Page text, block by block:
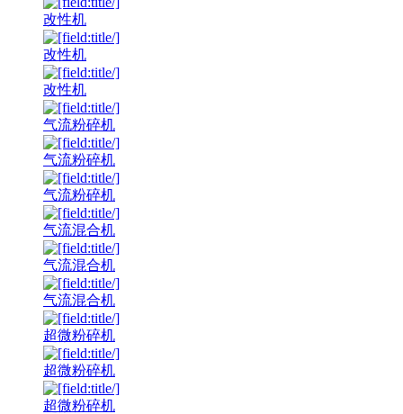
改性机
改性机
改性机
气流粉碎机
气流粉碎机
气流粉碎机
气流混合机
气流混合机
气流混合机
超微粉碎机
超微粉碎机
超微粉碎机